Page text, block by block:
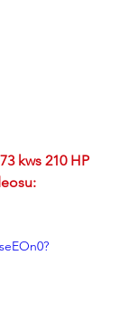
kws 210 HP